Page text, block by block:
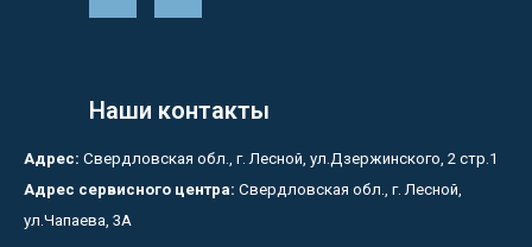
Наши контакты
Адрес: Свердловская обл., г. Лесной, ул.Дзержинского, 2 стр.1
Адрес сервисного центра: Свердловская обл., г. Лесной,
ул.Чапаева, 3А